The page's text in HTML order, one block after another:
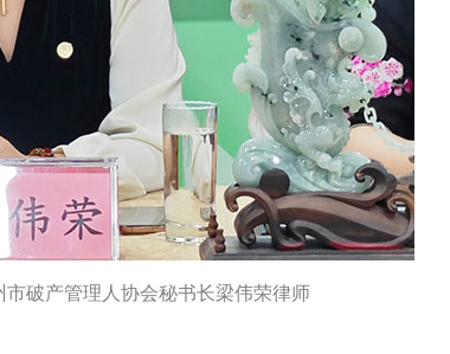
破产管理人协会秘书长梁伟荣律师